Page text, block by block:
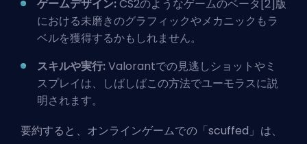
ゲームデザイン:CS2のようなゲームのベータ [2]版
における未磨きのグラフィックやメカニックもラ
ベルを獲得するかもしれません。
スキルや実行:Valorantでの見逃しショットやミ
スプレイは、しばしばこの方法でユーモラスに説
明されます。
要約すると、オンラインゲームでの「scuffed」は、